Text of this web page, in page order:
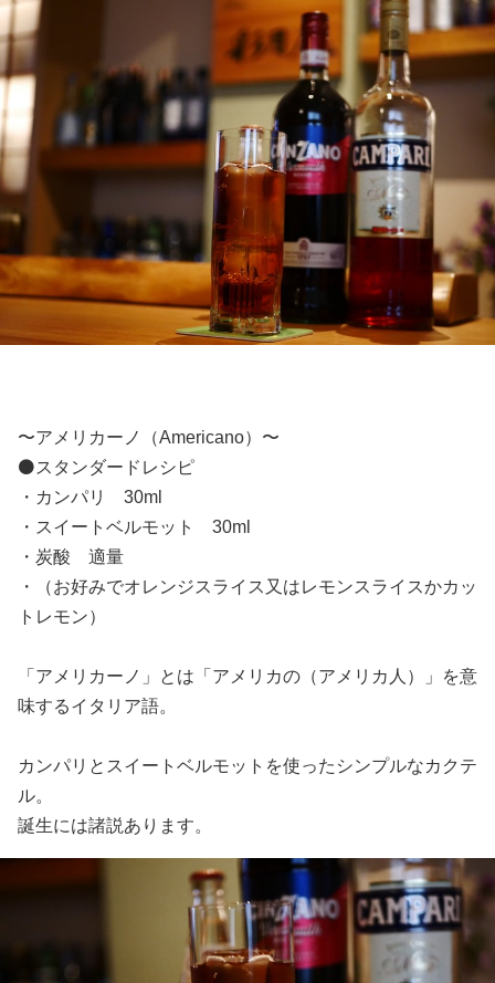
〜アメリカーノ（Americano）〜
⚫️スタンダードレシピ
・カンパリ 30ml
・スイートベルモット 30ml
・炭酸 適量
・（お好みでオレンジスライス又はレモンスライスかカッ
トレモン）
「アメリカーノ」とは「アメリカの（アメリカ人）」を意
味するイタリア語。
カンパリとスイートベルモットを使ったシンプルなカクテ
ル。
誕生には諸説あります。